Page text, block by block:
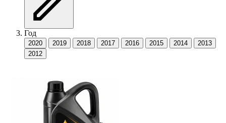
Год
2020 2019 2018 2017 2016 2015 2014
2013
2012